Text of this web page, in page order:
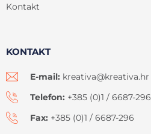
Kontakt
KONTAKT
E-mail: kreativa@kreativa.hr
Telefon: +385 (0)1 / 6687-296
Fax: +385 (0)1 / 6687-296